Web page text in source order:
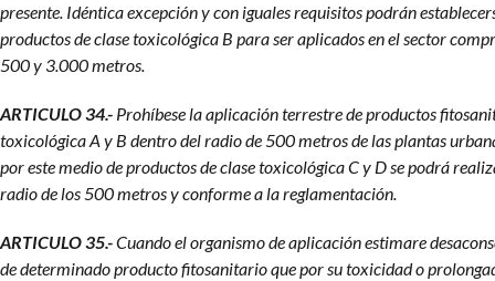
presente. Idéntica excepción y con iguales requisitos podrán
productos de clase toxicológica B para ser aplicados en el sector
500 y 3.000 metros.
ARTICULO 34.- Prohíbese la aplicación terrestre de productos
toxicológica A y B dentro del radio de 500 metros de las plantas
por este medio de productos de clase toxicológica C y D se podrá
radio de los 500 metros y conforme a la reglamentación.
ARTICULO 35.-Cuando el organismo de aplicación estimare
de determinado producto fitosanitario que por su toxicidad o